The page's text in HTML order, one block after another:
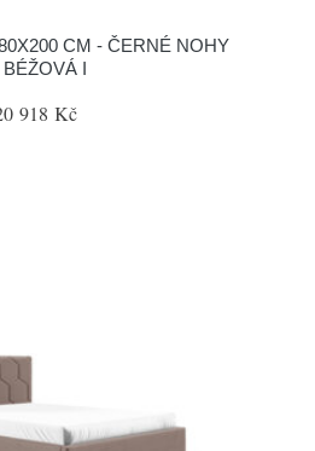
CM - ČERNÉ NOHY
BÉŽOVÁ I
918 Kč